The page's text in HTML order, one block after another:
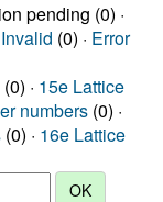
pending (0) ·
Invalid (0) · Error
· 15e Lattice
numbers (0) ·
(0) · 16e Lattice